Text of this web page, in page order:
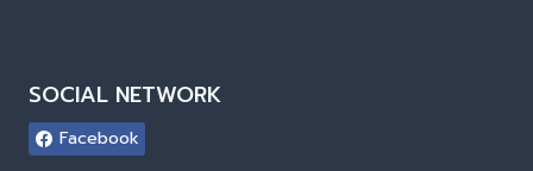
SOCIAL NETWORK
Facebook